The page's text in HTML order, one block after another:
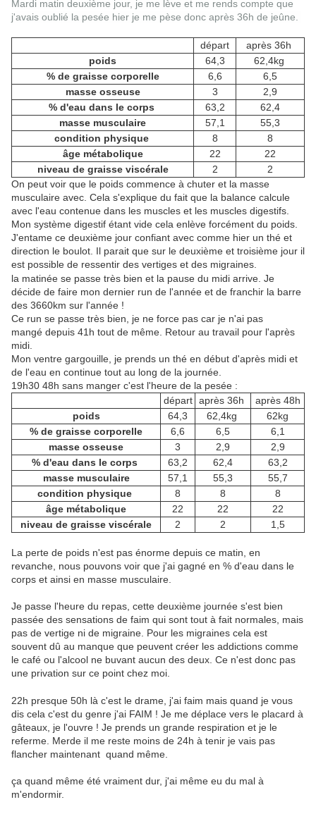
Mardi matin deuxième jour, je me lève et me rends compte que
j'avais oublié la pesée hier je me pèse donc après 36h de jeûne.
départ
après 36h
poids
64,3
62,4kg
% de graisse corporelle
6,6
6,5
masse osseuse
3
2,9
% d'eau dans le corps
63,2
62,4
masse musculaire
57,1
55,3
condition physique
8
8
âge métabolique
22
22
niveau de graisse viscérale
2
2
On peut voir que le poids commence à chuter et la masse
musculaire avec. Cela s'explique du fait que la balance calcule
avec l'eau contenue dans les muscles et les muscles digestifs.
Mon système digestif étant vide cela enlève forcément du poids.
J'entame ce deuxième jour confiant avec comme hier un thé et
direction le boulot. Il parait que sur le deuxième et troisième jour il
est possible de ressentir des vertiges et des migraines.
la matinée se passe très bien et la pause du midi arrive. Je
décide de faire mon dernier run de l'année et de franchir la barre
des 3660km sur l'année !
Ce run se passe très bien, je ne force pas car je n'ai pas
mangé depuis 41h tout de même. Retour au travail pour l'après
midi.
Mon ventre gargouille, je prends un thé en début d'après midi et
de l'eau en continue tout au long de la journée.
19h30 48h sans manger c'est l'heure de la pesée :
départ après 36h
après 48h
poids
64,3 62,4kg
62kg
% de graisse corporelle
6,6 6,5
6,1
masse osseuse
3 2,9
2,9
% d'eau dans le corps
63,2 62,4
63,2
masse musculaire
57,1 55,3
55,7
condition physique
8 8
8
âge métabolique
22 22
22
niveau de graisse viscérale
2 2 1,5
La perte de poids n'est pas énorme depuis ce matin, en
revanche, nous pouvons voir que j'ai gagné en % d'eau dans le
corps et ainsi en masse musculaire.
Je passe l'heure du repas, cette deuxième journée s'est bien
passée des sensations de faim qui sont tout à fait normales, mais
pas de vertige ni de migraine. Pour les migraines cela est
souvent dû au manque que peuvent créer les addictions comme
le café ou l'alcool ne buvant aucun des deux. Ce n'est donc pas
une privation sur ce point chez moi.
22h presque 50h là c'est le drame, j'ai faim mais quand je vous
dis cela c'est du genre j'ai FAIM ! Je me déplace vers le placard à
gâteaux, je l'ouvre ! Je prends un grande respiration et je le
referme. Merde il me reste moins de 24h à tenir je vais pas
flancher maintenant quand même.
ça quand même été vraiment dur, j'ai même eu du mal à
m'endormir.